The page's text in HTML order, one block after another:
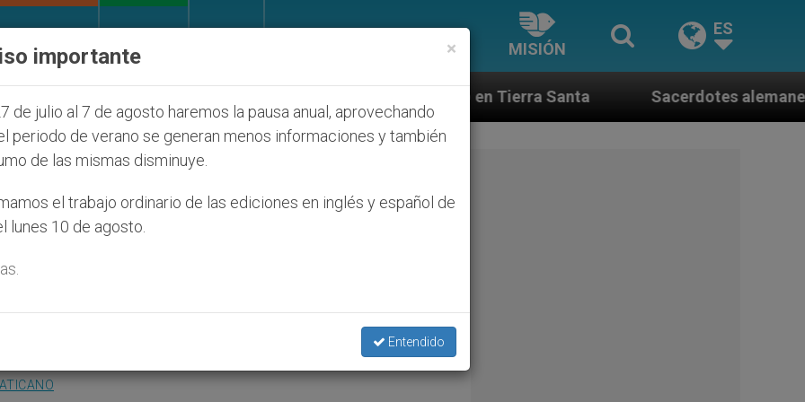
MISIÓN
ES
que afecta a cristianos (y no sólo) en Tierra Santa Sacerdotes alemanes fieles al Papa
misioneros» la
Mundial de la Infancia Misionera
×
importante
de julio al 7 de agosto haremos la pausa anual, aprovechando
periodo de verano se generan menos informaciones y también
de las mismas disminuye.
el trabajo ordinario de las ediciones en inglés y español de
lunes 10 de agosto.
Entendido